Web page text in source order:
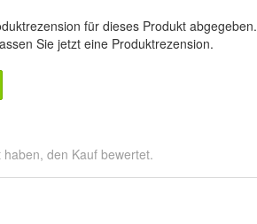
für dieses Produkt abgegeben.
Sie jetzt eine Produktrezension.
den Kauf bewertet.